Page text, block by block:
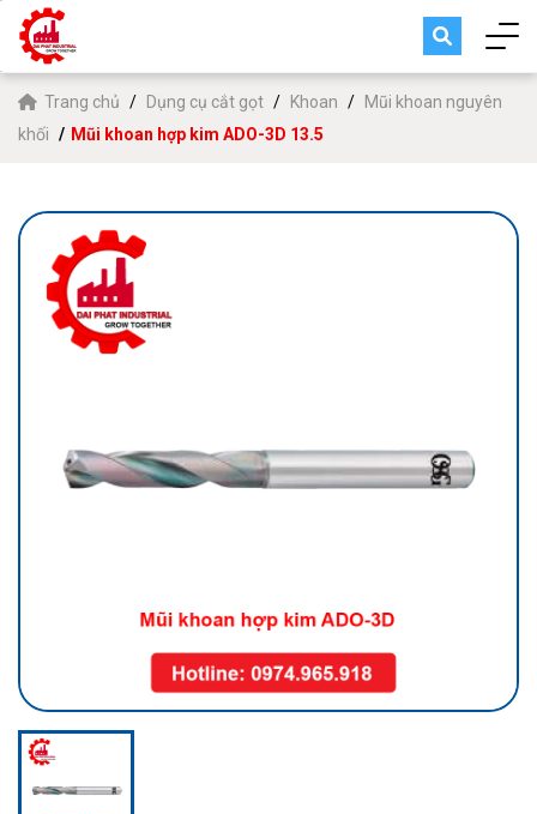
Trang chủ Dụng cụ cắt gọt Khoan
Mũi khoan nguyên
khối
Mũi khoan hợp kim ADO-3D 13.5